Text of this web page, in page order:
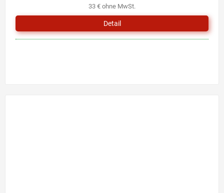
33 € ohne MwSt.
Detail